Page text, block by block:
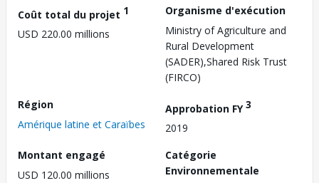
Coût total du projet 1
USD 220.00 millions
Organisme d'exécution
Ministry of Agriculture and
Rural Development
(SADER),Shared Risk Trust
(FIRCO)
Région
Amérique latine et Caraïbes
Approbation FY3
2019
Montant engagé
USD 120.00 millions
Catégorie
Environnementale